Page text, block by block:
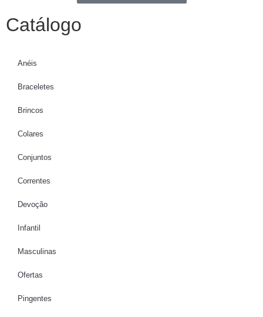
Catálogo
Anéis
Braceletes
Brincos
Colares
Conjuntos
Correntes
Devoção
Infantil
Masculinas
Ofertas
Pingentes